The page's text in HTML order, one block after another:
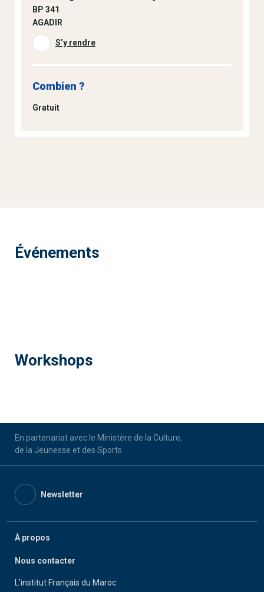
BP 341
AGADIR
S’y rendre
Combien ?
Gratuit
Événements
Workshops
En partenariat avec le Ministère de la Culture,
de la Jeunesse et des Sports
Newsletter
À propos
Nous contacter
L’institut Français du Maroc